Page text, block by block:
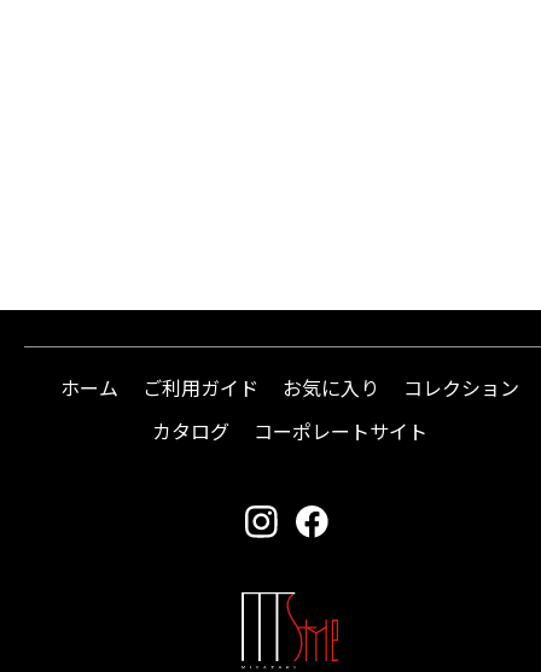
ホーム ご利用ガイド お気に入り
コレクション
カタログ
コーポレートサイト